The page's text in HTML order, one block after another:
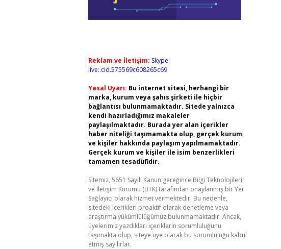
Reklam ve İletişim: Skype:
live:.cid.575569c608265c69
Yasal Uyarı: Bu internet sitesi, herhangi bir
marka, kurum veya şahıs şirketi ile hiçbir
bağlantısı bulunmamaktadır. Sitede yalnızca
kendi hazırladığımız makaleler
paylaşılmaktadır. Burada yer alan içerikler
haber niteliği taşımamakta olup, gerçek kurum
ve kişiler hakkında paylaşım yapılmamaktadır.
Gerçek kurum ve kişiler ile isim benzerlikleri
tamamen tesadüfidir.
Sitemiz, 5651 Sayılı Kanun gereğince Bilgi Teknolojileri
ve İletişim Kurumu (BTK) tarafından onaylanmış bir Yer
Sağlayıcı olarak hizmet vermektedir. Bu nedenle,
sitedeki içerikleri proaktif olarak denetleme veya
araştırma yükümlülüğümüz bulunmamaktadır. Ancak,
üyelerimiz yazdıkları içeriklerin sorumluluğunu
taşımakta olup, siteye üye olarak bu sorumluluğu kabul
etmiş sayılırlar.